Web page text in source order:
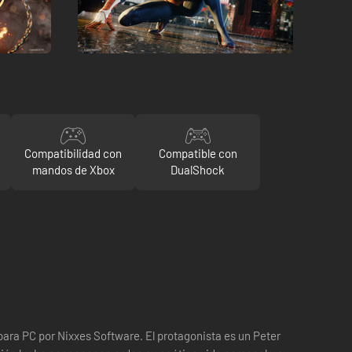
Compatibilidad con
mandos de Xbox
Compatible con
DualShock
PC por Nixxes Software. El protagonista es un Peter